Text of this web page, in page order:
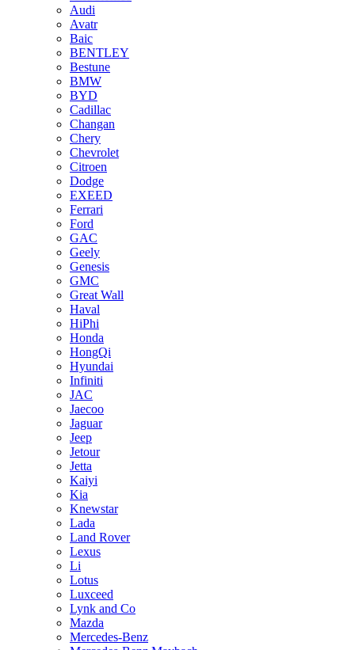
Audi
Avatr
Baic
BENTLEY
Bestune
BMW
BYD
Cadillac
Changan
Chery
Chevrolet
Citroen
Dodge
EXEED
Ferrari
Ford
GAC
Geely
Genesis
GMC
Great Wall
Haval
HiPhi
Honda
HongQi
Hyundai
Infiniti
JAC
Jaecoo
Jaguar
Jeep
Jetour
Jetta
Kaiyi
Kia
Knewstar
Lada
Land Rover
Lexus
Li
Lotus
Luxceed
Lynk and Co
Mazda
Mercedes-Benz